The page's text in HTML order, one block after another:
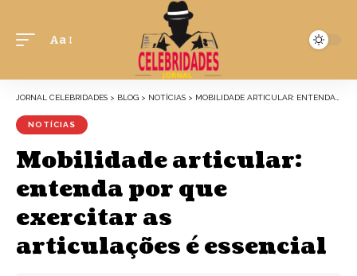
Aa
JORNAL CELEBRIDADES > BLOG > NOTÍCIAS > MOBILIDADE ARTICULAR: ENTENDA POR QUE EXERCITAR AS ARTICULAÇÕES É ESSENCIAL
NOTÍCIAS
Mobilidade articular:
entenda por que
exercitar as
articulações é essencial